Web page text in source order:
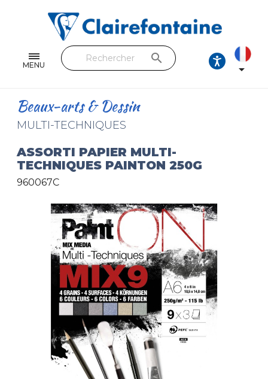
MENU
Feuilles & Copies
Beaux-arts & Dessin
Loisirs créatifs
Cuir & trousses
RETROUVEZ NOS COLLECTIONS
Toutes les collections
search

Beaux-arts & Dessin
MULTI-TECHNIQUES
ASSORTI PAPIER MULTI-
TECHNIQUES PAINTON 250G
960067C